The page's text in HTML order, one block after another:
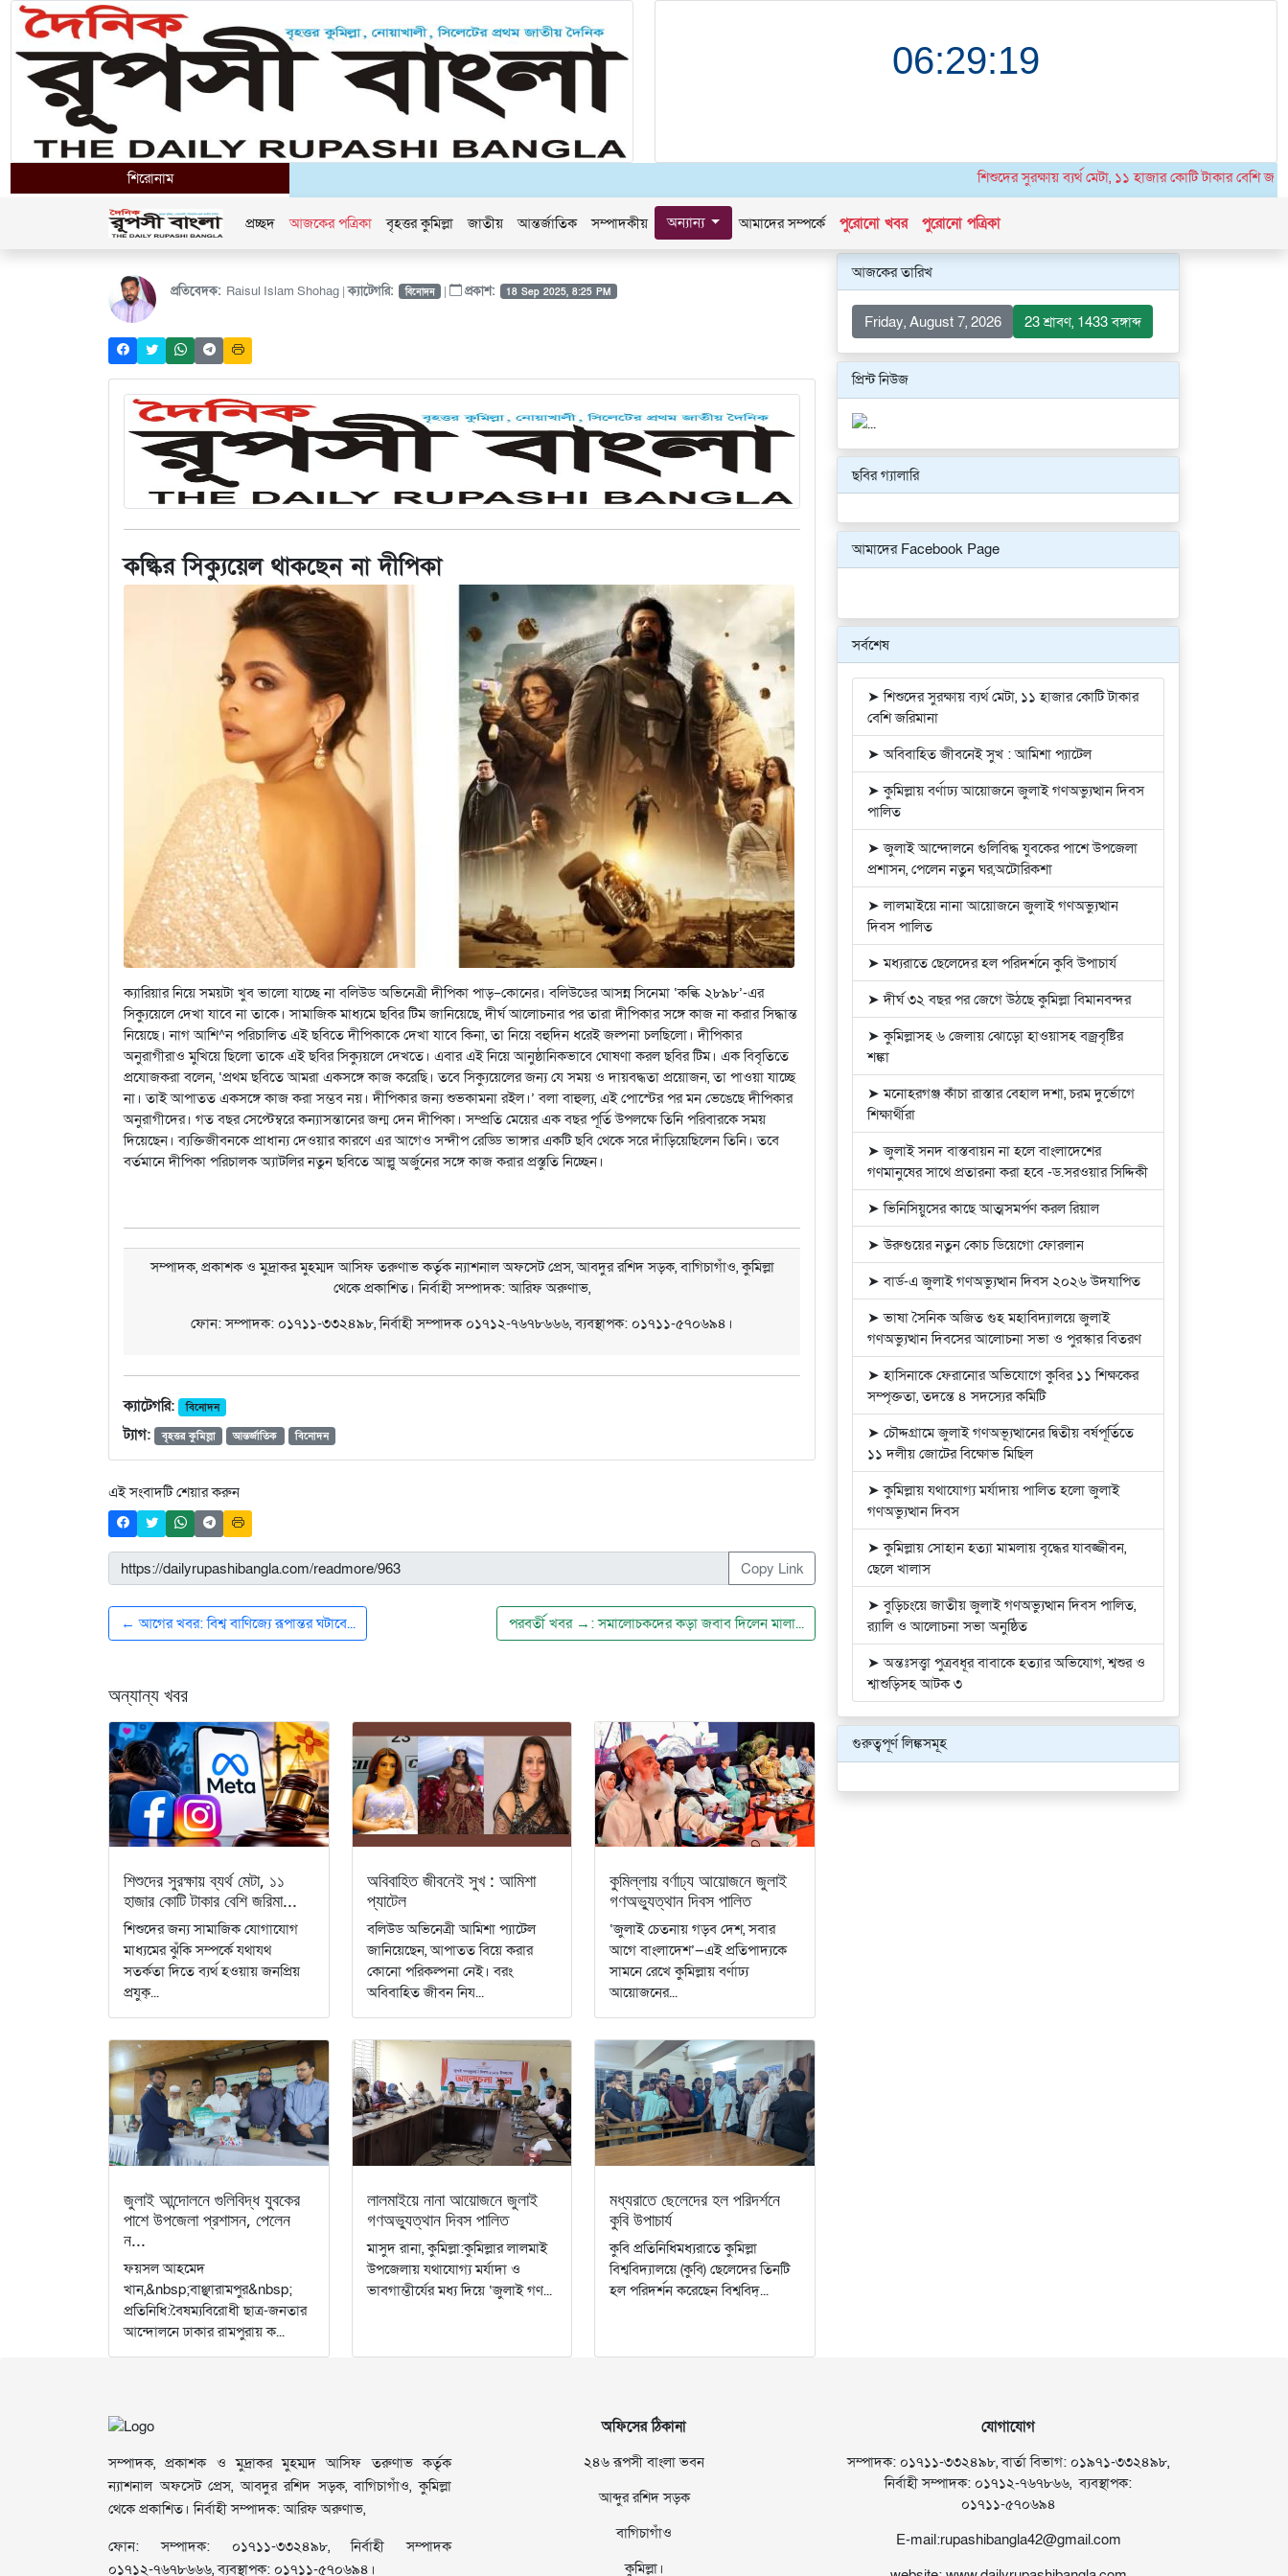
শিরোনাম শিশুদের সুরক্ষায় ব্যর্থ মেটা, ১১ হাজার কোটি টাকার বেশি
প্রচ্ছদ আজকের পত্রিকা বৃহত্তর কুমিল্লা জাতীয় আন্তর্জাতিক সম্পাদকীয় অন্যান্য আমাদের সম্পর্কে পুরোনো খবর পুরোনো পত্রিকা
প্রতিবেদক: Raisul Islam Shohag |ক্যাটেগরি: বিনোদন | প্রকাশ: 18 Sep 2025, 8:25 PM
কল্কির সিক্যুয়েল থাকছেন না দীপিকা
ক্যারিয়ার নিয়ে সময়টা খুব ভালো যাচ্ছে না বলিউড অভিনেত্রী দীপিকা পাড়–কোনের। বলিউডের আসন্ন সিনেমা ‘কল্কি ২৮৯৮’-এর
সিক্যুয়েলে দেখা যাবে না তাকে। সামাজিক মাধ্যমে ছবির টিম জানিয়েছে, দীর্ঘ আলোচনার পর তারা দীপিকার সঙ্গে কাজ না করার সিদ্ধান্ত
নিয়েছে। নাগ আশি^ন পরিচালিত এই ছবিতে দীপিকাকে দেখা যাবে কিনা, তা নিয়ে বহুদিন ধরেই জল্পনা চলছিলো। দীপিকার
অনুরাগীরাও মুখিয়ে ছিলো তাকে এই ছবির সিক্যুয়লে দেখতে। এবার এই নিয়ে আনুষ্ঠানিকভাবে ঘোষণা করল ছবির টিম। এক বিবৃতিতে
প্রযোজকরা বলেন, ‘প্রথম ছবিতে আমরা একসঙ্গে কাজ করেছি। তবে সিক্যুয়েলের জন্য যে সময় ও দায়বদ্ধতা প্রয়োজন, তা পাওয়া যাচ্ছে
না। তাই আপাতত একসঙ্গে কাজ করা সম্ভব নয়। দীপিকার জন্য শুভকামনা রইল।’ বলা বাহুল্য, এই পোস্টের পর মন ভেঙেছে দীপিকার
অনুরাগীদের। গত বছর সেপ্টেম্বরে কন্যাসন্তানের জন্ম দেন দীপিকা। সম্প্রতি মেয়ের এক বছর পূর্তি উপলক্ষে তিনি পরিবারকে সময়
দিয়েছেন। ব্যক্তিজীবনকে প্রাধান্য দেওয়ার কারণে এর আগেও সন্দীপ রেড্ডি ভাঙ্গার একটি ছবি থেকে সরে দাঁড়িয়েছিলেন তিনি। তবে
বর্তমানে দীপিকা পরিচালক অ্যাটলির নতুন ছবিতে আল্লু অর্জুনের সঙ্গে কাজ করার প্রস্তুতি নিচ্ছেন।
সম্পাদক, প্রকাশক ও মুদ্রাকর মুহম্মদ আসিফ তরুণাভ কর্তৃক ন্যাশনাল অফসেট প্রেস, আবদুর রশিদ সড়ক, বাগিচাগাঁও, কুমিল্লা
থেকে প্রকাশিত। নির্বাহী সম্পাদক: আরিফ অরুণাভ,
ফোন: সম্পাদক: ০১৭১১-৩৩২৪৯৮, নির্বাহী সম্পাদক ০১৭১২-৭৬৭৮৬৬৬, ব্যবস্থাপক: ০১৭১১-৫৭০৬৯৪।
ক্যাটেগরি: বিনোদন
ট্যাগ: বৃহত্তর কুমিল্লা আন্তর্জাতিক বিনোদন
এই সংবাদটি শেয়ার করুন
Copy Link
← আগের খবর: বিশ্ব বাণিজ্যে রূপান্তর ঘটাবে... পরবর্তী খবর →: সমালোচকদের কড়া জবাব দিলেন মালা...
অন্যান্য খবর
শিশুদের সুরক্ষায় ব্যর্থ মেটা, ১১
হাজার কোটি টাকার বেশি জরিমা...
শিশুদের জন্য সামাজিক যোগাযোগ
মাধ্যমের ঝুঁকি সম্পর্কে যথাযথ
সতর্কতা দিতে ব্যর্থ হওয়ায় জনপ্রিয়
প্রযুক্...
অবিবাহিত জীবনেই সুখ : আমিশা
প্যাটেল
বলিউড অভিনেত্রী আমিশা প্যাটেল
জানিয়েছেন, আপাতত বিয়ে করার
কোনো পরিকল্পনা নেই। বরং
অবিবাহিত জীবন নিয...
কুমিল্লায় বর্ণাঢ্য আয়োজনে জুলাই
গণঅভ্যুত্থান দিবস পালিত
‘জুলাই চেতনায় গড়ব দেশ, সবার
আগে বাংলাদেশ’—এই প্রতিপাদ্যকে
সামনে রেখে কুমিল্লায় বর্ণাঢ্য
আয়োজনের...
জুলাই আন্দোলনে গুলিবিদ্ধ যুবকের
পাশে উপজেলা প্রশাসন, পেলেন
ন...
ফয়সল আহমেদ
খান,&nbsp;বাঞ্ছারামপুর&nbsp;
প্রতিনিধি:বৈষম্যবিরোধী ছাত্র-জনতার
আন্দোলনে ঢাকার রামপুরায় ক...
লালমাইয়ে নানা আয়োজনে জুলাই
গণঅভ্যুত্থান দিবস পালিত
​মাসুদ রানা, কুমিল্লা:কুমিল্লার লালমাই
উপজেলায় যথাযোগ্য মর্যাদা ও
ভাবগাম্ভীর্যের মধ্য দিয়ে ‘জুলাই গণ...
মধ্যরাতে ছেলেদের হল পরিদর্শনে
কুবি উপাচার্য
‎‎কুবি প্রতিনিধি‎‎মধ্যরাতে কুমিল্লা
বিশ্ববিদ্যালয়ে (কুবি) ছেলেদের তিনটি
হল পরিদর্শন করেছেন বিশ্ববিদ্...
আজকের তারিখ
Friday, August 7, 2026 23 শ্রাবণ, 1433 বঙ্গাব্দ
প্রিন্ট নিউজ
ছবির গ্যালারি
আমাদের Facebook Page
সর্বশেষ
➤ শিশুদের সুরক্ষায় ব্যর্থ মেটা, ১১ হাজার কোটি টাকার
বেশি জরিমানা
➤ অবিবাহিত জীবনেই সুখ : আমিশা প্যাটেল
➤ কুমিল্লায় বর্ণাঢ্য আয়োজনে জুলাই গণঅভ্যুত্থান দিবস
পালিত
➤ জুলাই আন্দোলনে গুলিবিদ্ধ যুবকের পাশে উপজেলা
প্রশাসন, পেলেন নতুন ঘর,অটোরিকশা
➤ লালমাইয়ে নানা আয়োজনে জুলাই গণঅভ্যুত্থান
দিবস পালিত
➤ মধ্যরাতে ছেলেদের হল পরিদর্শনে কুবি উপাচার্য
➤ দীর্ঘ ৩২ বছর পর জেগে উঠছে কুমিল্লা বিমানবন্দর
➤ কুমিল্লাসহ ৬ জেলায় ঝোড়ো হাওয়াসহ বজ্রবৃষ্টির
শঙ্কা
➤ মনোহরগঞ্জ কাঁচা রাস্তার বেহাল দশা, চরম দুর্ভোগে
শিক্ষার্থীরা
➤ জুলাই সনদ বাস্তবায়ন না হলে বাংলাদেশের
গণমানুষের সাথে প্রতারনা করা হবে -ড.সরওয়ার সিদ্দিকী
➤ ভিনিসিয়ুসের কাছে আত্মসমর্পণ করল রিয়াল
➤ উরুগুয়ের নতুন কোচ ডিয়েগো ফোরলান
➤ বার্ড-এ জুলাই গণঅভ্যুত্থান দিবস ২০২৬ উদযাপিত
➤ ভাষা সৈনিক অজিত গুহ মহাবিদ্যালয়ে জুলাই
গণঅভ্যুত্থান দিবসের আলোচনা সভা ও পুরস্কার বিতরণ
➤ হাসিনাকে ফেরানোর অভিযোগে কুবির ১১ শিক্ষকের
সম্পৃক্ততা, তদন্তে ৪ সদস্যের কমিটি
➤ চৌদ্দগ্রামে জুলাই গণঅভ্যূত্থানের দ্বিতীয় বর্ষপূর্তিতে
১১ দলীয় জোটের বিক্ষোভ মিছিল
➤ কুমিল্লায় যথাযোগ্য মর্যাদায় পালিত হলো জুলাই
গণঅভ্যুত্থান দিবস
➤ কুমিল্লায় সোহান হত্যা মামলায় বৃদ্ধের যাবজ্জীবন,
ছেলে খালাস
➤ বুড়িচংয়ে জাতীয় জুলাই গণঅভ্যুত্থান দিবস পালিত,
র‍্যালি ও আলোচনা সভা অনুষ্ঠিত
➤ অন্তঃসত্ত্বা পুত্রবধূর বাবাকে হত্যার অভিযোগ, শ্বশুর ও
শ্বাশুড়িসহ আটক ৩
গুরুত্বপূর্ণ লিঙ্কসমূহ
সম্পাদক, প্রকাশক ও মুদ্রাকর মুহম্মদ আসিফ তরুণাভ কর্তৃক
ন্যাশনাল অফসেট প্রেস, আবদুর রশিদ সড়ক, বাগিচাগাঁও, কুমিল্লা
থেকে প্রকাশিত। নির্বাহী সম্পাদক: আরিফ অরুণাভ,
ফোন: সম্পাদক: ০১৭১১-৩৩২৪৯৮, নির্বাহী সম্পাদক
০১৭১২-৭৬৭৮৬৬৬, ব্যবস্থাপক: ০১৭১১-৫৭০৬৯৪।
অফিসের ঠিকানা
২৪৬ রূপসী বাংলা ভবন
আব্দুর রশিদ সড়ক
বাগিচাগাঁও
কুমিল্লা।
যোগাযোগ
সম্পাদক: ০১৭১১-৩৩২৪৯৮, বার্তা বিভাগ: ০১৯৭১-৩৩২৪৯৮,
নির্বাহী সম্পাদক: ০১৭১২-৭৬৭৮৬৬, ব্যবস্থাপক:
০১৭১১-৫৭০৬৯৪
E-mail:rupashibangla42@gmail.com